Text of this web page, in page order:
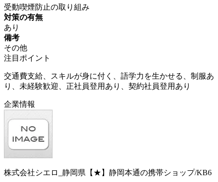
受動喫煙防止の取り組み
対策の有無
あり
備考
その他
注目ポイント
交通費支給、スキルが身に付く、語学力を生かせる、制服あ
り、未経験歓迎、正社員登用あり、契約社員登用あり
企業情報
株式会社シエロ_静岡県【★】静岡本通の携帯ショップ/KB6